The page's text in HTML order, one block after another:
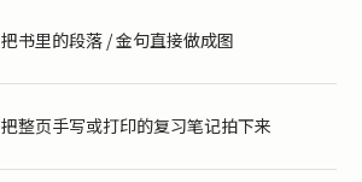
把书里的段落 / 金句直接做成图
把整页手写或打印的复习笔记拍下来